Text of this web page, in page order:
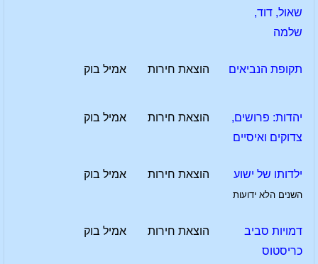
שאול, דוד,
שלמה
תקופת הנביאים הוצאת חירות אמיל בוק
יהדות: פרושים,
צדוקים ואיסיים
הוצאת חירות אמיל בוק
ילדותו של ישוע
השנים הלא ידועות
הוצאת חירות אמיל בוק
דמויות סביב
כריסטוס
הוצאת חירות אמיל בוק